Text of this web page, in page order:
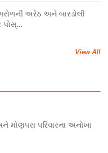
અરેઠ અને બારડોલી
પોસ્...
View All
મોણપરા પરિવારના અનોખા